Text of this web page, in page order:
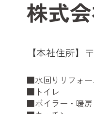
【本社住所】
水回りリフォー
トイレ
ボイラー・暖房